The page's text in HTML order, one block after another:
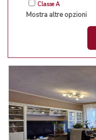
Classe A
Mostra altre opzioni